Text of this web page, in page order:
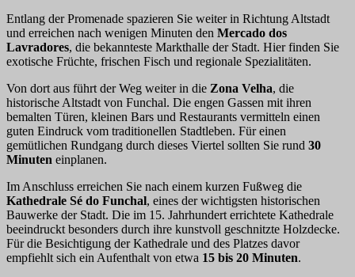
Entlang der Promenade spazieren Sie weiter in Richtung Altstadt
und erreichen nach wenigen Minuten den Mercado dos
Lavradores, die bekannteste Markthalle der Stadt. Hier finden Sie
exotische Früchte, frischen Fisch und regionale Spezialitäten.
Von dort aus führt der Weg weiter in die Zona Velha, die
historische Altstadt von Funchal. Die engen Gassen mit ihren
bemalten Türen, kleinen Bars und Restaurants vermitteln einen
guten Eindruck vom traditionellen Stadtleben. Für einen
gemütlichen Rundgang durch dieses Viertel sollten Sie rund 30
Minuten einplanen.
Im Anschluss erreichen Sie nach einem kurzen Fußweg die
Kathedrale Sé do Funchal, eines der wichtigsten historischen
Bauwerke der Stadt. Die im 15. Jahrhundert errichtete Kathedrale
beeindruckt besonders durch ihre kunstvoll geschnitzte Holzdecke.
Für die Besichtigung der Kathedrale und des Platzes davor
empfiehlt sich ein Aufenthalt von etwa 15 bis 20 Minuten.